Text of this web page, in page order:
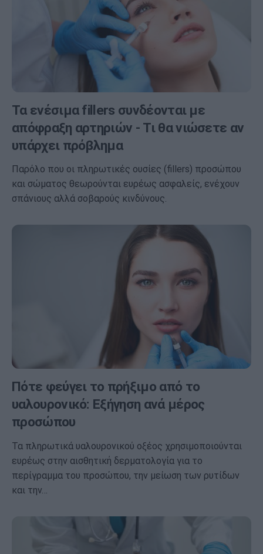
Τα ενέσιμα fillers συνδέονται με
απόφραξη αρτηριών - Τι θα νιώσετε αν
υπάρχει πρόβλημα
Παρόλο που οι πληρωτικές ουσίες (fillers) προσώπου
και σώματος θεωρούνται ευρέως ασφαλείς, ενέχουν
σπάνιους αλλά σοβαρούς κινδύνους.
Πότε φεύγει το πρήξιμο από το
υαλουρονικό: Εξήγηση ανά μέρος
προσώπου
Τα πληρωτικά υαλουρονικού οξέος χρησιμοποιούνται
ευρέως στην αισθητική δερματολογία για το
περίγραμμα του προσώπου, την μείωση των ρυτίδων
και την…